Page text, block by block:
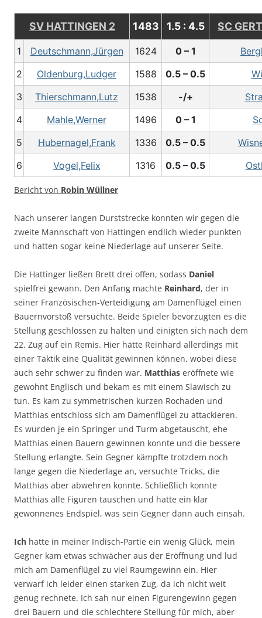
SV HATTINGEN 2 1483 1.5 : 4.5 SC
1 Deutschmann,Jürgen 1624 0 – 1
2
Oldenburg,Ludger 1588 0.5 – 0.5
3
Thierschmann,Lutz 1538 -/+
4
Mahle,Werner 1496 0 – 1
5
Hubernagel,Frank 1336 0.5 – 0.5
6
Vogel,Felix 1316 0.5 – 0.5
Bericht von Robin Wüllner
Nach unserer langen Durststrecke konnten wir gegen die
zweite Mannschaft von Hattingen endlich wieder punkten
und hatten sogar keine Niederlage auf unserer Seite.
Die Hattinger ließen Brett drei offen, sodass Daniel
spielfrei gewann. Den Anfang machte Reinhard, der in
seiner Französischen-Verteidigung am Damenflügel einen
Bauernvorstoß versuchte. Beide Spieler bevorzugten es die
Stellung geschlossen zu halten und einigten sich nach dem
22. Zug auf ein Remis. Hier hätte Reinhard allerdings mit
einer Taktik eine Qualität gewinnen können, wobei diese
auch sehr schwer zu finden war. Matthias eröffnete wie
gewohnt Englisch und bekam es mit einem Slawisch zu
tun. Es kam zu symmetrischen kurzen Rochaden und
Matthias entschloss sich am Damenflügel zu attackieren.
Es wurden je ein Springer und Turm abgetauscht, ehe
Matthias einen Bauern gewinnen konnte und die bessere
Stellung erlangte. Sein Gegner kämpfte trotzdem noch
lange gegen die Niederlage an, versuchte Tricks, die
Matthias aber abwehren konnte. Schließlich konnte
Matthias alle Figuren tauschen und hatte ein klar
gewonnenes Endspiel, was sein Gegner dann auch einsah.
Ich hatte in meiner Indisch-Partie ein wenig Glück, mein
Gegner kam etwas schwächer aus der Eröffnung und lud
mich am Damenflügel zu viel Raumgewinn ein. Hier
verwarf ich leider einen starken Zug, da ich nicht weit
genug rechnete. Ich sah nur einen Figurengewinn gegen
drei Bauern und die schlechtere Stellung für mich, aber